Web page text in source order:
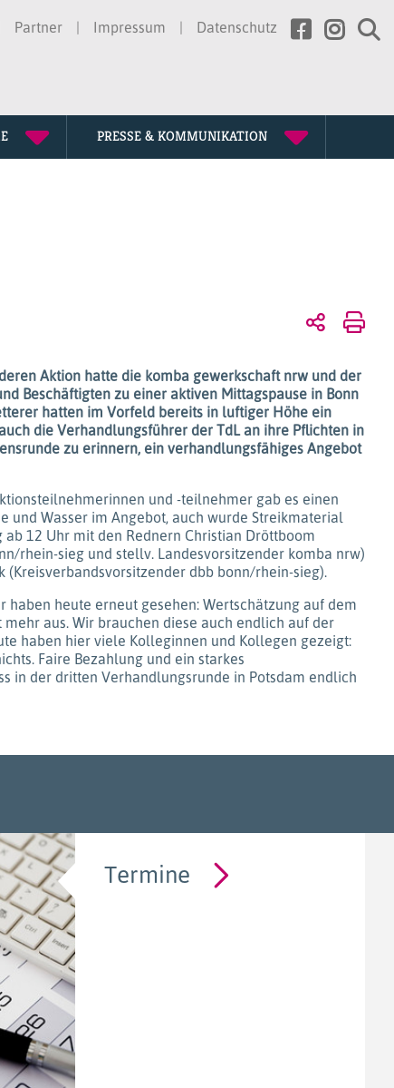
Partner Impressum Datenschutz
PRESSE & KOMMUNIKATION
Aktion hatte die komba gewerkschaft nrw und der
Beschäftigten zu einer aktiven Mittagspause in Bonn
hatten im Vorfeld bereits in luftiger Höhe ein
die Verhandlungsführer der TdL an ihre Pflichten in
zu erinnern, ein verhandlungsfähiges Angebot
und -teilnehmer gab es einen
und Wasser im Angebot, auch wurde Streikmaterial
12 Uhr mit den Rednern Christian Dröttboom
rhein-sieg und stellv. Landesvorsitzender komba nrw)
(Kreisverbandsvorsitzender dbb bonn/rhein-sieg).
haben heute erneut gesehen: Wertschätzung auf dem
aus. Wir brauchen diese auch endlich auf der
haben hier viele Kolleginnen und Kollegen gezeigt:
Faire Bezahlung und ein starkes
in der dritten Verhandlungsrunde in Potsdam endlich
Termine